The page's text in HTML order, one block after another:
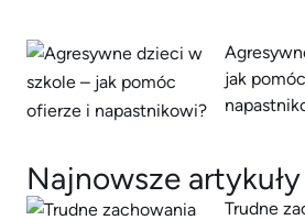
jak
Najnowsze artykuły
Trudne